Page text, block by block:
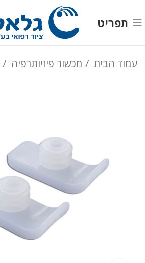
תפריט
עמוד הבית מכשור פיזיותרפיה